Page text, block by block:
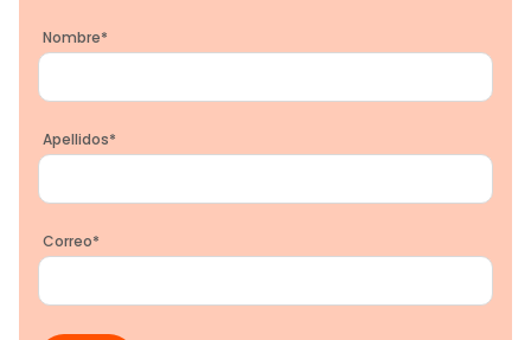
Nombre*
Apellidos*
Correo*